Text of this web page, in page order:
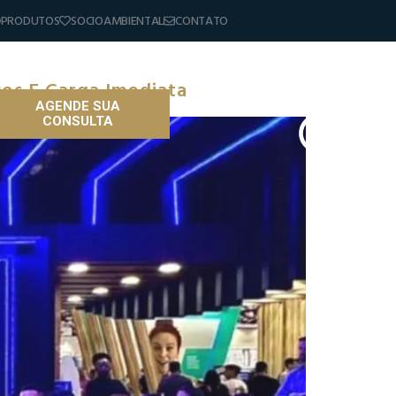
PRODUTOS SOCIOAMBIENTAL CONTATO
AGENDE SUA
CONSULTA
E Carga Imediata